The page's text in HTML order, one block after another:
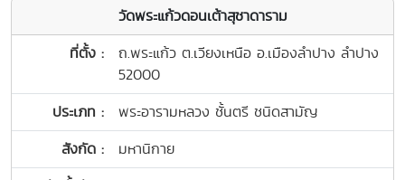
วัดพระแก้วดอนเต้าสุชาดาราม
ที่ตั้ง :
ถ.พระแก้ว ต.เวียงเหนือ อ.เมืองลำปาง ลำปาง
52000
ประเภท :
พระอารามหลวง ชั้นตรี ชนิดสามัญ
สังกัด :
มหานิกาย